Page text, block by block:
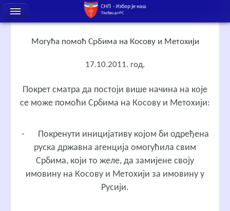
Могућа помоћ Србима на Косову и Метохији
17.10.2011. год.
Покрет сматра да постоји више начина на које
се може помоћи Србима на Косову и Метохији:
-
Покренути иницијативу којом би одређена
руска државна агенција омогућила свим
Србима, који то желе, да замијене своју
имовину на Косову и Метохији за имовину у
Русији.